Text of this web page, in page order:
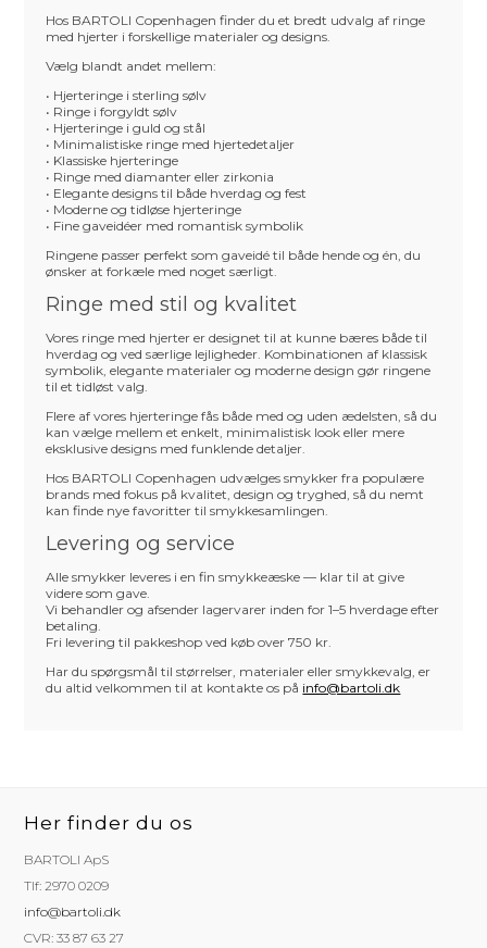
Hos BARTOLI Copenhagen finder du et bredt udvalg af ringe
med hjerter i forskellige materialer og designs.
Vælg blandt andet mellem:
• Hjerteringe i sterling sølv
• Ringe i forgyldt sølv
• Hjerteringe i guld og stål
• Minimalistiske ringe med hjertedetaljer
• Klassiske hjerteringe
• Ringe med diamanter eller zirkonia
• Elegante designs til både hverdag og fest
• Moderne og tidløse hjerteringe
• Fine gaveidéer med romantisk symbolik
Ringene passer perfekt som gaveidé til både hende og én, du
ønsker at forkæle med noget særligt.
Ringe med stil og kvalitet
Vores ringe med hjerter er designet til at kunne bæres både til
hverdag og ved særlige lejligheder. Kombinationen af klassisk
symbolik, elegante materialer og moderne design gør ringene
til et tidløst valg.
Flere af vores hjerteringe fås både med og uden ædelsten, så du
kan vælge mellem et enkelt, minimalistisk look eller mere
eksklusive designs med funklende detaljer.
Hos BARTOLI Copenhagen udvælges smykker fra populære
brands med fokus på kvalitet, design og tryghed, så du nemt
kan finde nye favoritter til smykkesamlingen.
Levering og service
Alle smykker leveres i en fin smykkeæske — klar til at give
videre som gave.
Vi behandler og afsender lagervarer inden for 1–5 hverdage efter
betaling.
Fri levering til pakkeshop ved køb over 750 kr.
Har du spørgsmål til størrelser, materialer eller smykkevalg, er
du altid velkommen til at kontakte os på info@bartoli.dk
Her finder du os
BARTOLI ApS
Tlf: 2970 0209
info@bartoli.dk
CVR: 33 87 63 27